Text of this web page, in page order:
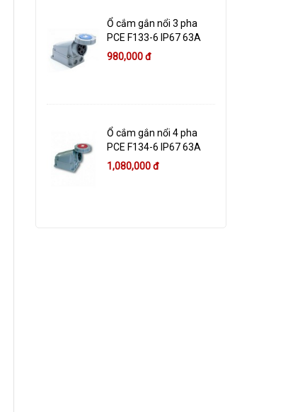
Ổ cắm gắn nổi 3 pha
PCE F133-6 IP67 63A
980,000 đ
Ổ cắm gắn nổi 4 pha
PCE F134-6 IP67 63A
1,080,000 đ